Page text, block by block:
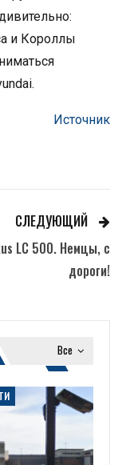
и Короллы
Источник
СЛЕДУЮЩИЙ
LC 500. Немцы, с
дороги!
Все